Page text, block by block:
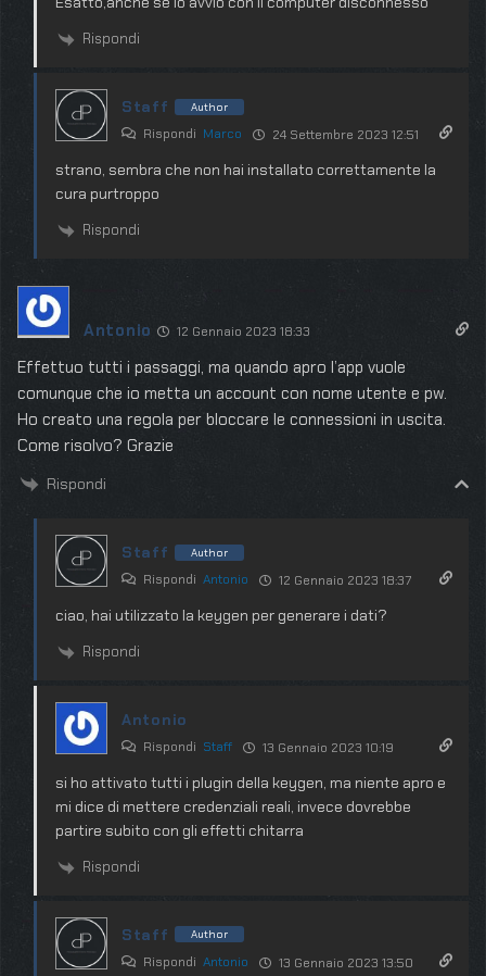
Rispondi
Staff Author
Rispondi Marco 24 Settembre 2023 12:51
strano, sembra che non hai installato correttamente la
cura purtroppo
Rispondi
Antonio 12 Gennaio 2023 18:33
Effettuo tutti i passaggi, ma quando apro l’app vuole
comunque che io metta un account con nome utente e pw.
Ho creato una regola per bloccare le connessioni in uscita.
Come risolvo? Grazie
Rispondi
Staff Author
Rispondi Antonio 12 Gennaio 2023 18:37
ciao, hai utilizzato la keygen per generare i dati?
Rispondi
Antonio
Rispondi Staff 13 Gennaio 2023 10:19
si ho attivato tutti i plugin della keygen, ma niente apro e
mi dice di mettere credenziali reali, invece dovrebbe
partire subito con gli effetti chitarra
Rispondi
Staff Author
Rispondi Antonio 13 Gennaio 2023 13:50